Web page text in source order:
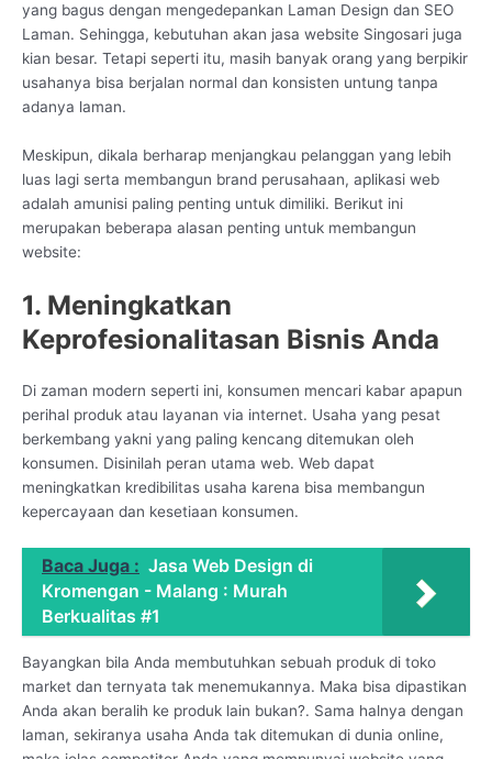
yang bagus dengan mengedepankan Laman Design dan SEO
Laman. Sehingga, kebutuhan akan jasa website Singosari juga
kian besar. Tetapi seperti itu, masih banyak orang yang berpikir
usahanya bisa berjalan normal dan konsisten untung tanpa
adanya laman.
Meskipun, dikala berharap menjangkau pelanggan yang lebih
luas lagi serta membangun brand perusahaan, aplikasi web
adalah amunisi paling penting untuk dimiliki. Berikut ini
merupakan beberapa alasan penting untuk membangun
website:
1. Meningkatkan
Keprofesionalitasan Bisnis Anda
Di zaman modern seperti ini, konsumen mencari kabar apapun
perihal produk atau layanan via internet. Usaha yang pesat
berkembang yakni yang paling kencang ditemukan oleh
konsumen. Disinilah peran utama web. Web dapat
meningkatkan kredibilitas usaha karena bisa membangun
kepercayaan dan kesetiaan konsumen.
Baca Juga : Jasa Web Design di
Kromengan - Malang : Murah
Berkualitas #1
Bayangkan bila Anda membutuhkan sebuah produk di toko
market dan ternyata tak menemukannya. Maka bisa dipastikan
Anda akan beralih ke produk lain bukan?. Sama halnya dengan
laman, sekiranya usaha Anda tak ditemukan di dunia online,